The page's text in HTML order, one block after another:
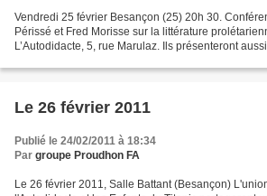
Vendredi 25 février Besançon (25) 20h 30.
Périssé et Fred Morisse sur la littérature
L’Autodidacte, 5, rue Marulaz. Ils présenteront
Le 26 février 2011
Publié le 24/02/2011 à 18:34
Par groupe Proudhon FA
Le 26 février 2011, Salle Battant (Besançon)